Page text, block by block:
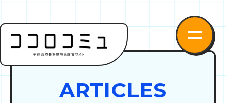
ARTICLES